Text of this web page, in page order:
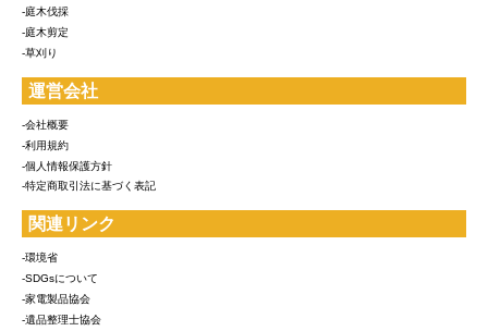
-庭木伐採
-庭木剪定
-草刈り
運営会社
-会社概要
-利用規約
-個人情報保護方針
-特定商取引法に基づく表記
関連リンク
-環境省
-SDGsについて
-家電製品協会
-遺品整理士協会